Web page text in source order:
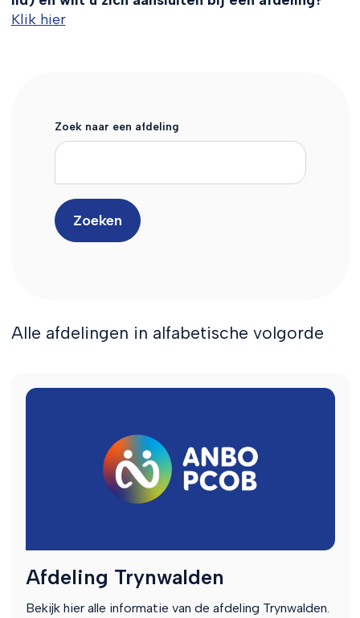
Klik hier
Zoek naar een afdeling
Zoeken
Alle afdelingen in alfabetische volgorde
Afdeling Trynwalden
Bekijk hier alle informatie van de afdeling Trynwalden.